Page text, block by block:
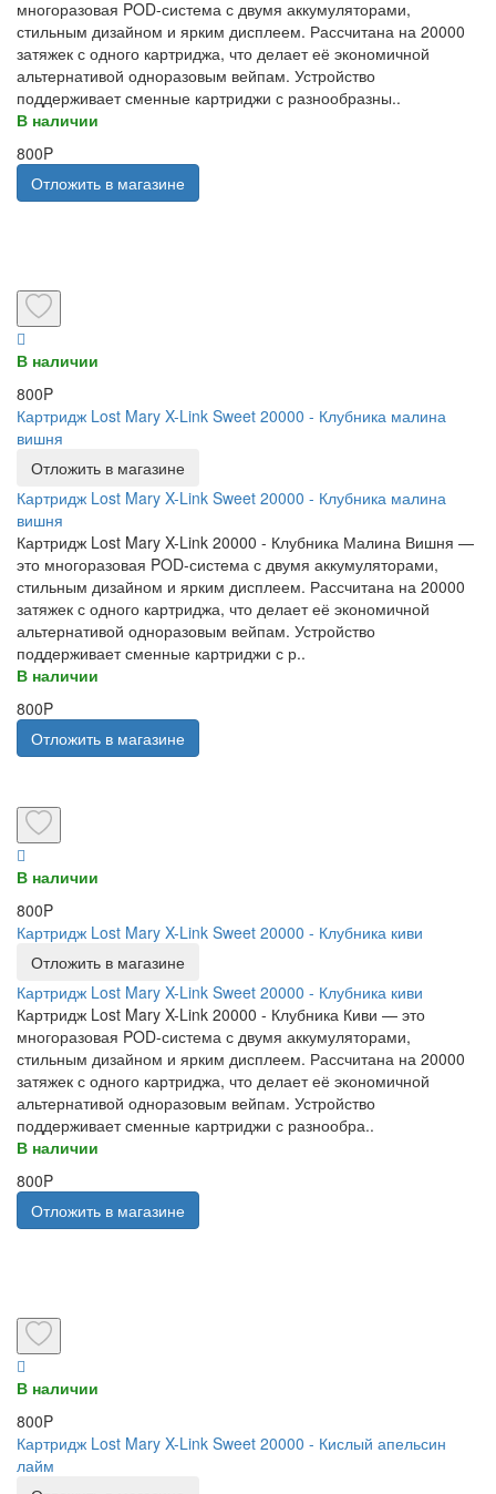
многоразовая POD-система с двумя аккумуляторами,
стильным дизайном и ярким дисплеем. Рассчитана на 20000
затяжек с одного картриджа, что делает её экономичной
альтернативой одноразовым вейпам. Устройство
поддерживает сменные картриджи с разнообразны..
В наличии
800P
Отложить в магазине
В наличии
800P
Картридж Lost Mary X-Link Sweet 20000 - Клубника малина
вишня
Отложить в магазине
Картридж Lost Mary X-Link Sweet 20000 - Клубника малина
вишня
Картридж Lost Mary X-Link 20000 - Клубника Малина Вишня —
это многоразовая POD-система с двумя аккумуляторами,
стильным дизайном и ярким дисплеем. Рассчитана на 20000
затяжек с одного картриджа, что делает её экономичной
альтернативой одноразовым вейпам. Устройство
поддерживает сменные картриджи с р..
В наличии
800P
Отложить в магазине
В наличии
800P
Картридж Lost Mary X-Link Sweet 20000 - Клубника киви
Отложить в магазине
Картридж Lost Mary X-Link Sweet 20000 - Клубника киви
Картридж Lost Mary X-Link 20000 - Клубника Киви — это
многоразовая POD-система с двумя аккумуляторами,
стильным дизайном и ярким дисплеем. Рассчитана на 20000
затяжек с одного картриджа, что делает её экономичной
альтернативой одноразовым вейпам. Устройство
поддерживает сменные картриджи с разнообра..
В наличии
800P
Отложить в магазине
В наличии
800P
Картридж Lost Mary X-Link Sweet 20000 - Кислый апельсин
лайм